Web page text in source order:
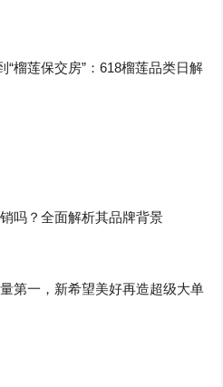
“榴莲保交房”：618榴莲品类日解
销吗？全面解析其品牌背景
第一，新希望美好再造超级大单